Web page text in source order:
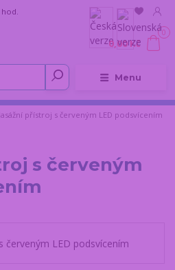
Menu
0
0,00 Kč
přístroj s červeným LED podsvícením
s červeným